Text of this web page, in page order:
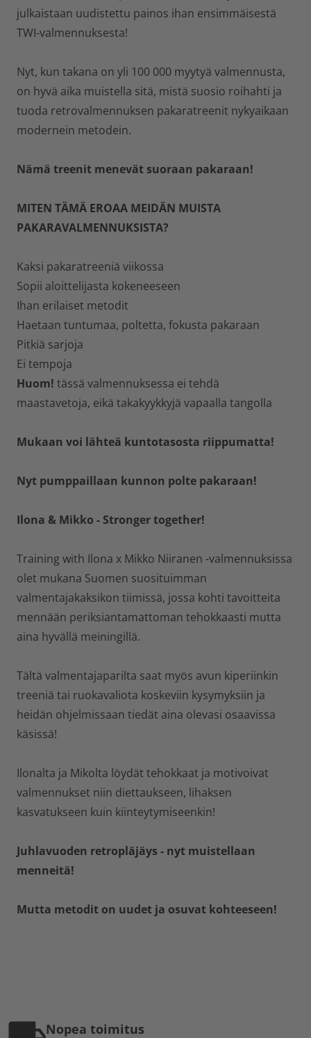
julkaistaan uudistettu painos ihan ensimmäisestä
TWI-valmennuksesta!
Nyt, kun takana on yli 100 000 myytyä valmennusta,
on hyvä aika muistella sitä, mistä suosio roihahti ja
tuoda retrovalmennuksen pakaratreenit nykyaikaan
modernein metodein.
Nämä treenit menevät suoraan pakaraan!
MITEN TÄMÄ EROAA MEIDÄN MUISTA
PAKARAVALMENNUKSISTA?
Kaksi pakaratreeniä viikossa
Sopii aloittelijasta kokeneeseen
Ihan erilaiset metodit
Haetaan tuntumaa, poltetta, fokusta pakaraan
Pitkiä sarjoja
Ei tempoja
Huom! tässä valmennuksessa ei tehdä
maastavetoja, eikä takakyykkyjä vapaalla tangolla
Mukaan voi lähteä kuntotasosta riippumatta!
Nyt pumppaillaan kunnon polte pakaraan!
Ilona & Mikko - Stronger together!
Training with Ilona x Mikko Niiranen -valmennuksissa
olet mukana Suomen suosituimman
valmentajakaksikon tiimissä, jossa kohti tavoitteita
mennään periksiantamattoman tehokkaasti mutta
aina hyvällä meiningillä.
Tältä valmentajaparilta saat myös avun kiperiinkin
treeniä tai ruokavaliota koskeviin kysymyksiin ja
heidän ohjelmissaan tiedät aina olevasi osaavissa
käsissä!
Ilonalta ja Mikolta löydät tehokkaat ja motivoivat
valmennukset niin diettaukseen, lihaksen
kasvatukseen kuin kiinteytymiseenkin!
Juhlavuoden retropläjäys - nyt muistellaan
menneitä!
Mutta metodit on uudet ja osuvat kohteeseen!
Nopea toimitus